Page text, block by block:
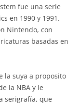
fue una serie
en 1990 y 1991.
Nintendo, con
basadas en
la suya a proposito
la NBA y le
serigrafía, que